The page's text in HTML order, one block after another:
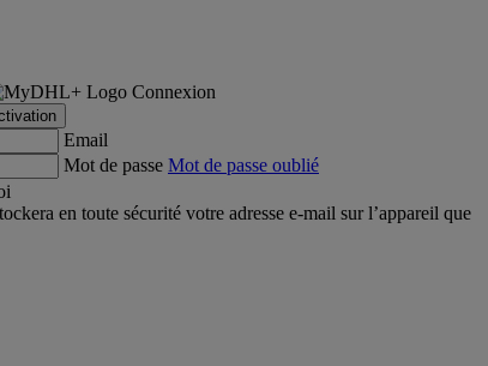
Connexion
Email
Mot de passe Mot de passe oublié
en toute sécurité votre adresse e-mail sur l’appareil que